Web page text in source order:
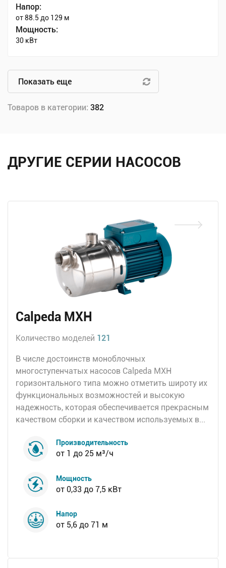
Напор:
от 88.5 до 129 м
Мощность:
30 кВт
Показать еще
Товаров в категории: 382
ДРУГИЕ СЕРИИ НАСОСОВ
Calpeda MXH
Количество моделей 121
В числе достоинств моноблочных
многоступенчатых насосов Calpeda MXH
горизонтального типа можно отметить широту их
функциональных возможностей и высокую
надежность, которая обеспечивается прекрасным
качеством сборки и качеством используемых в...
Производительность
от 1 до 25 м³/ч
Мощность
от 0,33 до 7,5 кВт
Напор
от 5,6 до 71 м